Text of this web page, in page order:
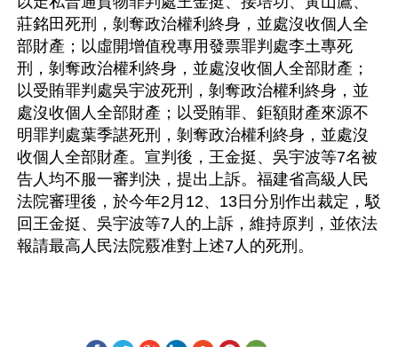
莊銘田死刑，剝奪政治權利終身，並處沒收個人全
部財產；以虛開增值稅專用發票罪判處李土專死
刑，剝奪政治權利終身，並處沒收個人全部財產；
以受賄罪判處吳宇波死刑，剝奪政治權利終身，並
處沒收個人全部財產；以受賄罪、鉅額財產來源不
明罪判處葉季諶死刑，剝奪政治權利終身，並處沒
收個人全部財產。宣判後，王金挺、吳宇波等7名被
告人均不服一審判決，提出上訴。福建省高級人民
法院審理後，於今年2月12、13日分別作出裁定，駁
回王金挺、吳宇波等7人的上訴，維持原判，並依法
報請最高人民法院覈准對上述7人的死刑。